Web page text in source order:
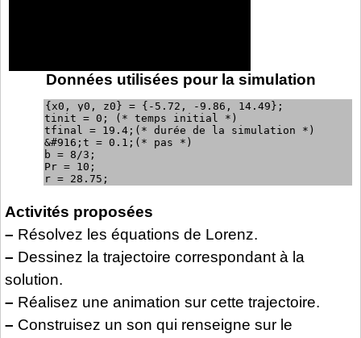
Données utilisées pour la simulation
{x0, y0, z0} = {-5.72, -9.86, 14.49};
tinit = 0; (* temps initial *)
tfinal = 19.4;(* durée de la simulation *)
&#916;t = 0.1;(* pas *)
b = 8/3;
Pr = 10;
r = 28.75;
Activités proposées
– Résolvez les équations de Lorenz.
– Dessinez la trajectoire correspondant à la
solution.
– Réalisez une animation sur cette trajectoire.
– Construisez un son qui renseigne sur le